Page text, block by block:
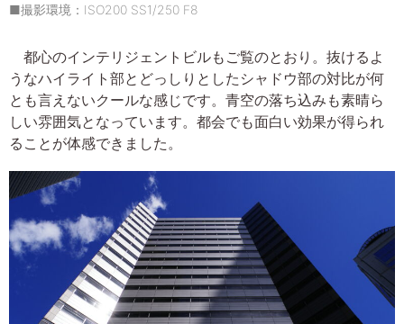
■撮影環境：ISO200 SS1/250 F8
都心のインテリジェントビルもご覧のとおり。抜けるよ
うなハイライト部とどっしりとしたシャドウ部の対比が何
とも言えないクールな感じです。青空の落ち込みも素晴ら
しい雰囲気となっています。都会でも面白い効果が得られ
ることが体感できました。